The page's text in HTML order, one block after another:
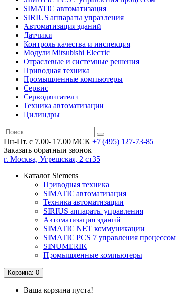
SIMATIC автоматизация
SIRIUS аппараты управления
Автоматизация зданий
Датчики
Контроль качества и инспекция
Модули Mitsubishi Electric
Отраслевые и системные решения
Приводная техника
Промышленные компьютеры
Сервис
Серводвигатели
Техника автоматизации
Цилиндры
Пн-Пт. с 7.00- 17.00 МСК +7 (495) 127-73-85
Заказать обратный звонок
г. Москва, Угрешская, 2 ст35
Каталог Siemens
Приводная техника
SIMATIC автоматизация
Техника автоматизации
SIRIUS аппараты управления
Автоматизация зданий
SIMATIC NET коммуникации
SIMATIC PCS 7 управления процессом
SINUMERIK
Промышленные компьютеры
Корзина: 0
Ваша корзина пуста!